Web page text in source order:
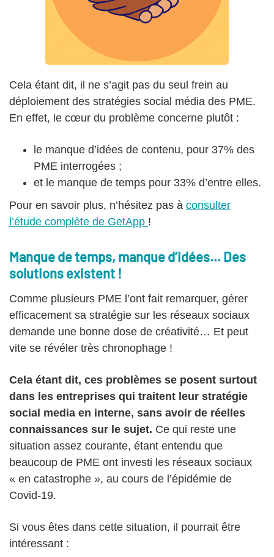
Cela étant dit, il ne s’agit pas du seul frein au
déploiement des stratégies social média des PME.
En effet, le cœur du problème concerne plutôt :
le manque d’idées de contenu, pour 37% des
PME interrogées ;
et le manque de temps pour 33% d’entre elles.
Pour en savoir plus, n’hésitez pas à consulter
l’étude complète de GetApp !
Manque de temps, manque d’idées… Des
solutions existent !
Comme plusieurs PME l’ont fait remarquer, gérer
efficacement sa stratégie sur les réseaux sociaux
demande une bonne dose de créativité… Et peut
vite se révéler très chronophage !
Cela étant dit, ces problèmes se posent surtout
dans les entreprises qui traitent leur stratégie
social media en interne, sans avoir de réelles
connaissances sur le sujet. Ce qui reste une
situation assez courante, étant entendu que
beaucoup de PME ont investi les réseaux sociaux
« en catastrophe », au cours de l’épidémie de
Covid-19.
Si vous êtes dans cette situation, il pourrait être
intéressant :